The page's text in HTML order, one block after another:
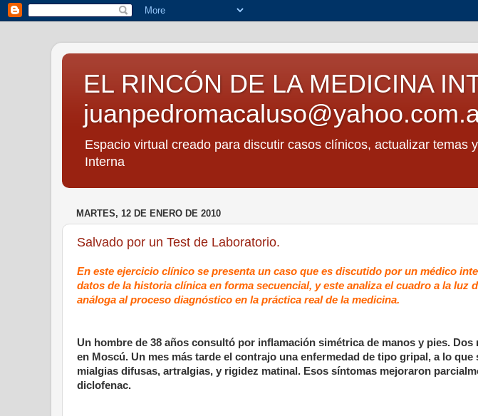
EL RINCÓN DE LA MEDICINA
Espacio virtual creado para discutir casos clínicos, actualizar
Interna
MARTES, 12 DE ENERO DE 2010
Salvado por un Test de Laboratorio.
En este ejercicio clínico se presenta un caso que es discutido por un médico
datos de la historia clínica en forma secuencial, y este analiza el cuadro a la luz
análoga al proceso diagnóstico en la práctica real de la medicina.
Un hombre de 38 años consultó por inflamación simétrica de manos y pies.
en Moscú. Un mes más tarde el contrajo una enfermedad de tipo gripal, a lo
mialgias difusas, artralgias, y rigidez matinal. Esos síntomas mejoraron
diclofenac.